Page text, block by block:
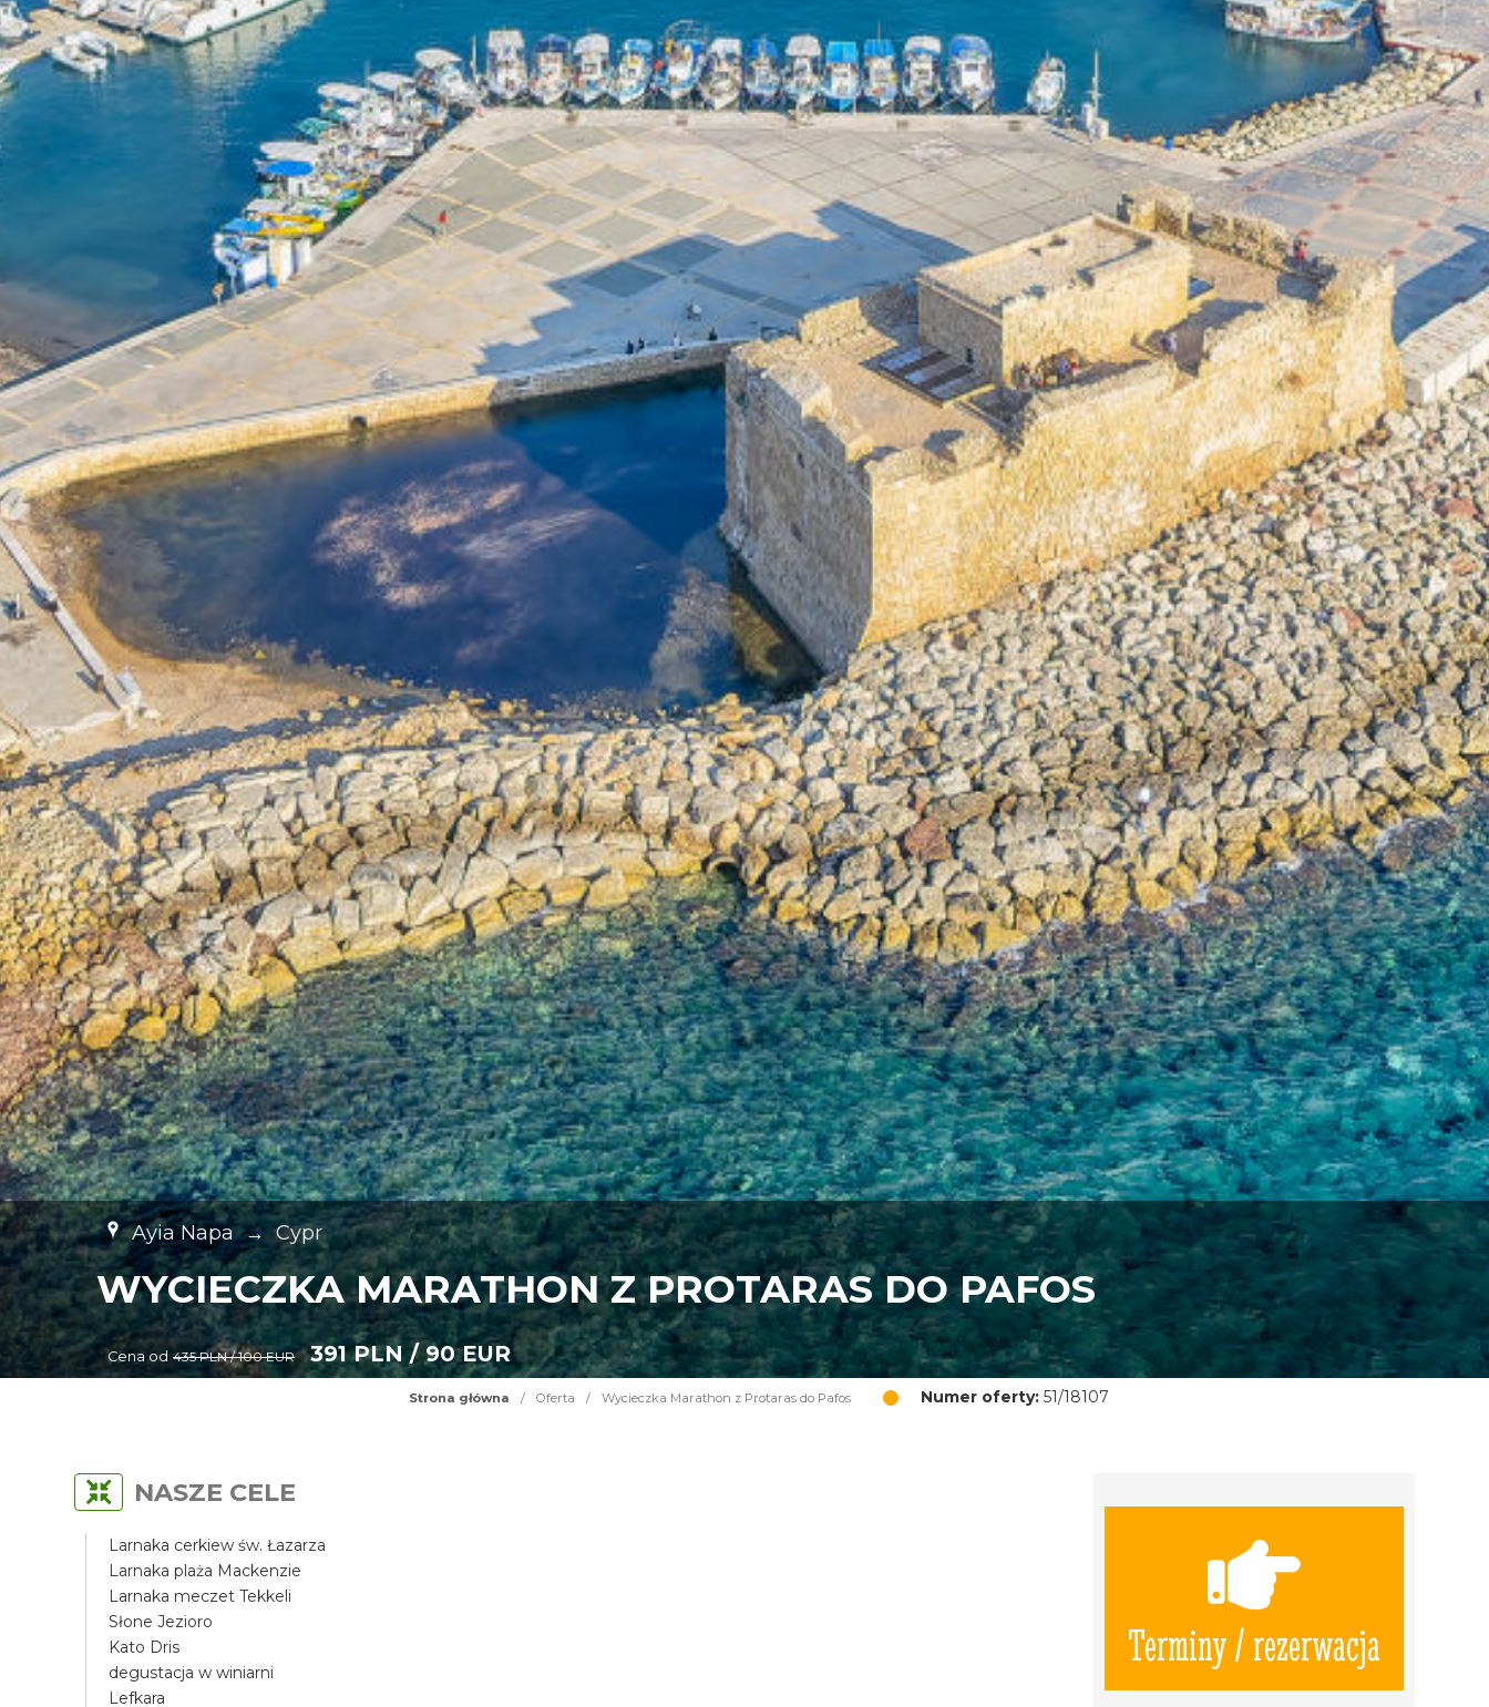
Ayia Napa → Cypr
WYCIECZKA MARATHON Z PROTARAS DO PAFOS
Cena od 435 PLN / 100 EUR 391 PLN / 90 EUR
Strona główna / Oferta / Wycieczka Marathon z Protaras do Pafos Numer oferty:51/18107
Terminy / rezerwacja
NASZE CELE
Larnaka cerkiew św. Łazarza
Larnaka plaża Mackenzie
Larnaka meczet Tekkeli
Słone Jezioro
Kato Dris
degustacja w winiarni
Lefkara